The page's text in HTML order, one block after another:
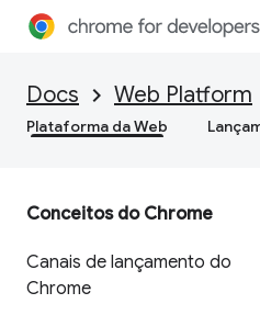
Docs Web Platform
Plataforma da Web
Conceitos do Chrome
Canais de lançamento do
Chrome